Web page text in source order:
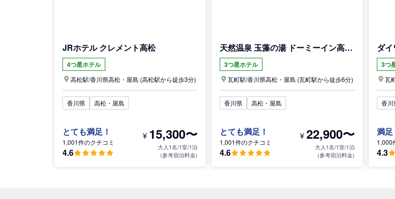
JRホテル クレメント高松
4つ星ホテル
高松駅/香川県高松・屋島 (高松駅から徒歩3分)
香川県 高松・屋島
とても満足！
1,001件のクチコミ
4.6
¥ 15,300〜
大人1名/1室/1泊
(参考宿泊料金)
天然温泉 玉藻の湯 ドーミーイン高松中央公園前
3つ星ホテル
瓦町駅/香川県高松・屋島 (瓦町駅から徒歩6分)
香川県 高松・屋島
とても満足！
1,001件のクチコミ
4.6
¥22,900〜
大人1名/1室/1泊
(参考宿泊料金)
ダ
3つ
瓦
香川
満足
1,000
4.3